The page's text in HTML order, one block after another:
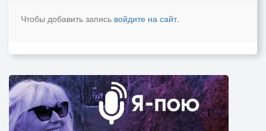
Чтобы добавить запись войдите на сайт.